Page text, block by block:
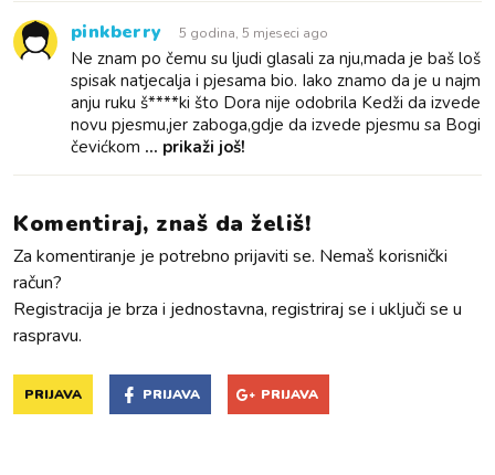
pinkberry 5 godina, 5 mjeseci ago
Ne znam po čemu su ljudi glasali za nju,mada je baš loš
spisak natjecalja i pjesama bio. Iako znamo da je u najm
anju ruku š****ki što Dora nije odobrila Kedži da izvede
novu pjesmu,jer zaboga,gdje da izvede pjesmu sa Bogi
čevićkom ... prikaži još!
Komentiraj, znaš da želiš!
Za komentiranje je potrebno prijaviti se. Nemaš korisnički
račun?
Registracija je brza i jednostavna, registriraj se i uključi se u
raspravu.
PRIJAVA PRIJAVA PRIJAVA